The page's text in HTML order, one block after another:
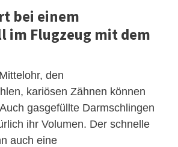
bei einem
im Flugzeug mit dem
den
kariösen Zähnen können
gasgefüllte Darmschlingen
ihr Volumen. Der schnelle
auch eine